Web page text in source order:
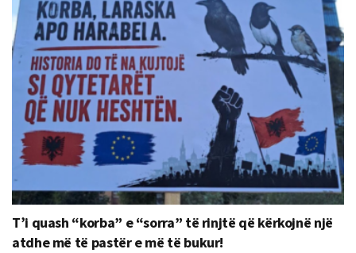
T’i quash “korba” e “sorra” të rinjtë që kërkojnë një
atdhe më të pastër e më të bukur!